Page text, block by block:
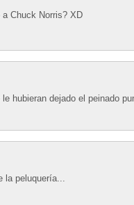
Chuck Norris? XD
le hubieran dejado el peinado
peluquería...